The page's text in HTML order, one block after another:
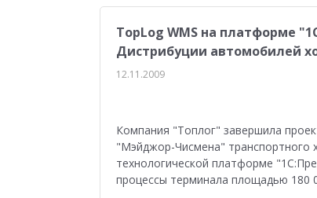
TopLog WMS на платформе
Дистрибуции автомобилей
12.11.2009
Компания "Топлог" завершила
"Мэйджор-Чисмена" транспортного
технологической платформе
процессы терминала площадью 180